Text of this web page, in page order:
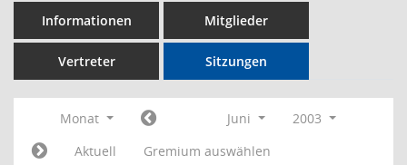
Informationen Mitglieder
Vertreter Sitzungen
Monat Juni
2003
Aktuell
Gremium auswählen